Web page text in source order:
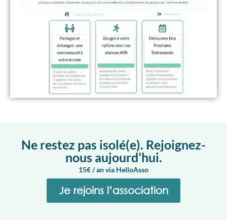
Ne restez pas isolé(e). Rejoignez-
nous aujourd’hui.
15€ / an via HelloAsso
Je rejoins l’association